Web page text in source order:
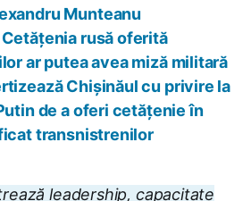
Munteanu
rusă oferită
ar putea avea miză militară
Chișinăul cu privire la
de a oferi cetățenie în
transnistrenilor
leadership, capacitate